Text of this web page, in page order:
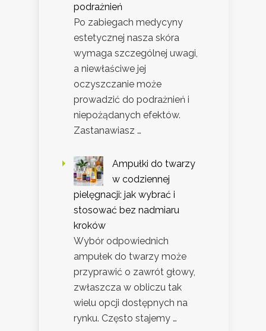
podrażnień
Po zabiegach medycyny
estetycznej nasza skóra
wymaga szczególnej uwagi,
a niewłaściwe jej
oczyszczanie może
prowadzić do podrażnień i
niepożądanych efektów.
Zastanawiasz …
Ampułki do twarzy
w codziennej
pielęgnacji: jak wybrać i
stosować bez nadmiaru
kroków
Wybór odpowiednich
ampułek do twarzy może
przyprawić o zawrót głowy,
zwłaszcza w obliczu tak
wielu opcji dostępnych na
rynku. Często stajemy …